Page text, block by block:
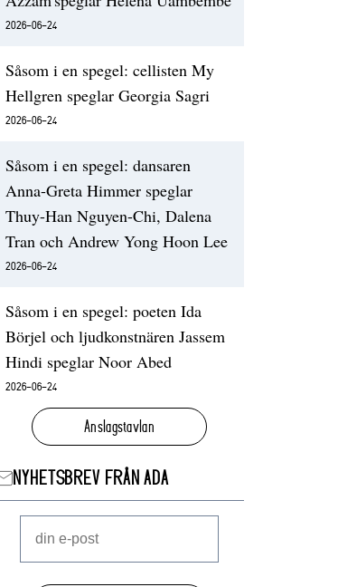
2026-06-24
Såsom i en spegel: cellisten My
Hellgren speglar Georgia Sagri
2026-06-24
Såsom i en spegel: dansaren
Anna-Greta Himmer speglar
Thuy-Han Nguyen-Chi, Dalena
Tran och Andrew Yong Hoon Lee
2026-06-24
Såsom i en spegel: poeten Ida
Börjel och ljudkonstnären Jassem
Hindi speglar Noor Abed
2026-06-24
Anslagstavlan
NYHETSBREV FRÅN ADA